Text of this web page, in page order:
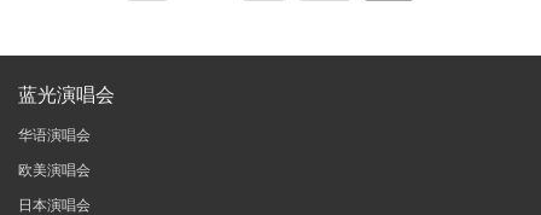
蓝光演唱会
华语演唱会
欧美演唱会
日本演唱会